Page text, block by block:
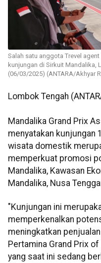
Salah satu anggota Trevel
kunjungan di Sirkuit Mandalika,
(06/03/2025) (ANTARA/Akhyar
Lombok Tengah
Mandalika Grand Prix
menyatakan kunjungan
wisata domestik
memperkuat promosi
Mandalika, Kawasan
Mandalika, Nusa
"Kunjungan ini
memperkenalkan
meningkatkan
Pertamina Grand Prix
yang saat ini sedang